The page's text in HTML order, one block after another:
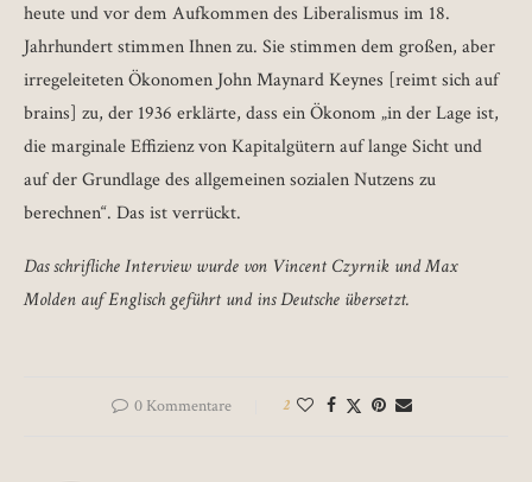
heute und vor dem Aufkommen des Liberalismus im 18.
Jahrhundert stimmen Ihnen zu. Sie stimmen dem großen, aber
irregeleiteten Ökonomen John Maynard Keynes [reimt sich auf
brains] zu, der 1936 erklärte, dass ein Ökonom „in der Lage ist,
die marginale Effizienz von Kapitalgütern auf lange Sicht und
auf der Grundlage des allgemeinen sozialen Nutzens zu
berechnen“. Das ist verrückt.
Das schrifliche Interview wurde von Vincent Czyrnik und Max
Molden auf Englisch geführt und ins Deutsche übersetzt.
0 Kommentare 2